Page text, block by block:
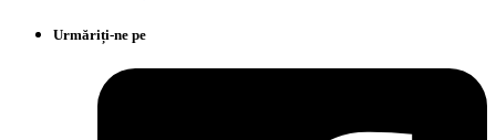
Urmăriți-ne pe